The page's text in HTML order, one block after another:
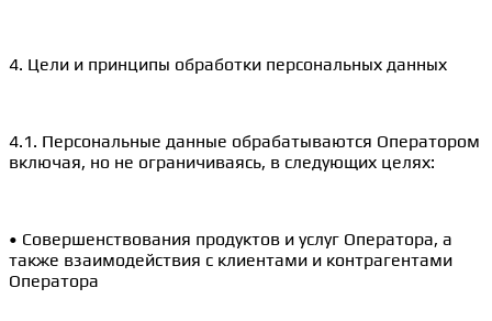
4. Цели и принципы обработки персональных данных
4.1. Персональные данные обрабатываются Оператором
включая, но не ограничиваясь, в следующих целях:
• Совершенствования продуктов и услуг Оператора, а
также взаимодействия с клиентами и контрагентами
Оператора